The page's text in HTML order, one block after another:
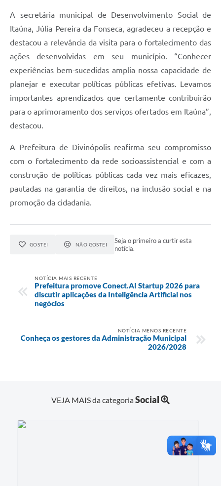
A secretária municipal de Desenvolvimento Social de
Itaúna, Júlia Pereira da Fonseca, agradeceu a recepção e
destacou a relevância da visita para o fortalecimento das
ações desenvolvidas em seu município. “Conhecer
experiências bem-sucedidas amplia nossa capacidade de
planejar e executar políticas públicas efetivas. Levamos
importantes aprendizados que certamente contribuirão
para o aprimoramento dos serviços ofertados em Itaúna”,
destacou.
A Prefeitura de Divinópolis reafirma seu compromisso
com o fortalecimento da rede socioassistencial e com a
construção de políticas públicas cada vez mais eficazes,
pautadas na garantia de direitos, na inclusão social e na
promoção da cidadania.
GOSTEI NÃO GOSTEI
Seja o primeiro a curtir esta
notícia.
NOTÍCIA MAIS RECENTE
Prefeitura promove Conect.AI Startup 2026 para
discutir aplicações da Inteligência Artificial nos
negócios
NOTÍCIA MENOS RECENTE
Conheça os gestores da Administração Municipal
2026/2028
VEJA MAIS da categoriaSocial